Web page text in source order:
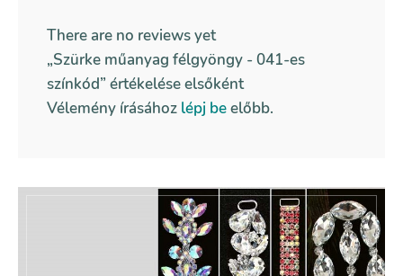
There are no reviews yet
„Szürke műanyag félgyöngy - 041-es
színkód” értékelése elsőként
Vélemény írásához lépj beelőbb.